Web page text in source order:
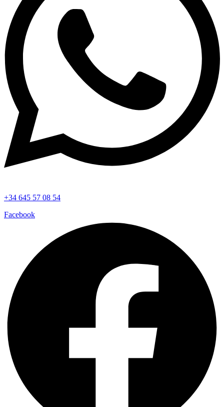
+34 645 57 08 54
Facebook